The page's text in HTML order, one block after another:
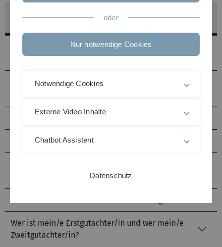
Allgemeine FAQs zur Masterarbeit und zum
Studienabschluss (Biology, Biochemie & PBT)
Gilt mein Antrag auf externe Masterarbeit als
Anmeldung?
Muss ich eine Geheimhaltungsvereinbarung
Wird die Masterarbeit veröffentlicht?
Kann ich den Titel meiner Masterarbeit ändern?
Wer ist mein/e Erstgutachter/in und wer mein/e
Zweitgutachter/in?
oder
Nur notwendige Cookies
Notwendige Cookies
Externe Video Inhalte
Chatbot Assistent
Datenschutz